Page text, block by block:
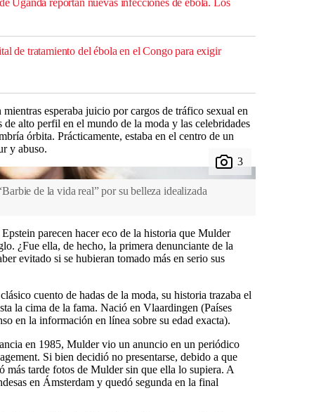
Uganda reportan nuevas infecciones de ébola. Los
de tratamiento del ébola en el Congo para exigir
esperaba juicio por cargos de tráfico sexual en
alto perfil en el mundo de la moda y las celebridades
órbita. Prácticamente, estaba en el centro de un
y abuso.
de la vida real” por su belleza idealizada
parecen hacer eco de la historia que Mulder
¿Fue ella, de hecho, la primera denunciante de la
evitado si se hubieran tomado más en serio sus
cuento de hadas de la moda, su historia trazaba el
la cima de la fama. Nació en Vlaardingen (Países
en la información en línea sobre su edad exacta).
en 1985, Mulder vio un anuncio en un periódico
Si bien decidió no presentarse, debido a que
más tarde fotos de Mulder sin que ella lo supiera. A
en Ámsterdam y quedó segunda en la final